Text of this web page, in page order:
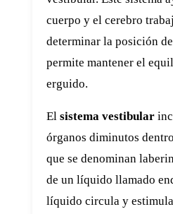
cuerpo y el cerebro
determinar la posición
permite mantener el
erguido.
El sistema vestibular
órganos diminutos
que se denominan
de un líquido llamado
líquido circula y